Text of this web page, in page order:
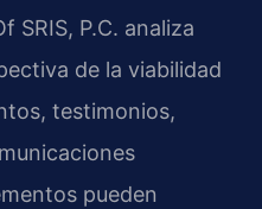
SRIS, P.C. analiza
de la viabilidad
testimonios,
pueden